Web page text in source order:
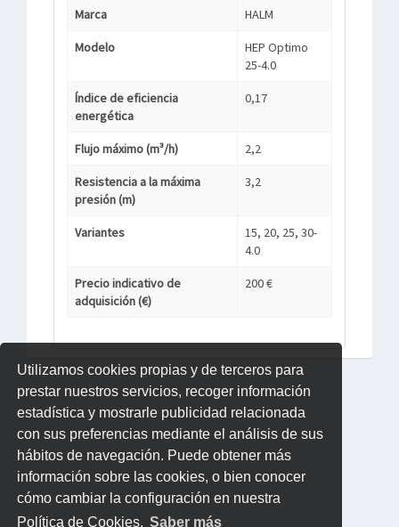
Utilizamos cookies propias y de terceros para
prestar nuestros servicios, recoger información
estadística y mostrarle publicidad relacionada
con sus preferencias mediante el análisis de sus
hábitos de navegación. Puede obtener más
información sobre las cookies, o bien conocer
cómo cambiar la configuración en nuestra
Política de Cookies. Saber más
Marca HALM
Modelo
HEP Optimo
25-4.0
Índice de eficiencia
energética
0,17
Flujo máximo (m³/h) 2,2
Resistencia a la máxima
presión (m)
3,2
Variantes
15, 20, 25, 30-
4.0
Precio indicativo de
adquisición (€)
200 €